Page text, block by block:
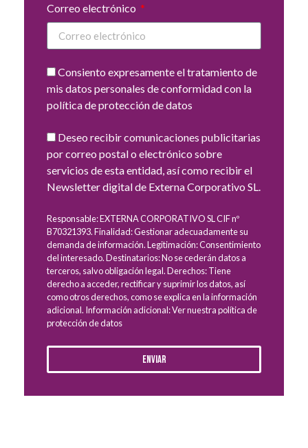
Correo electrónico
Consiento expresamente el tratamiento de
mis datos personales de conformidad con la
política de protección de datos
Deseo recibir comunicaciones publicitarias
por correo postal o electrónico sobre
servicios de esta entidad, así como recibir el
Newsletter digital de Externa Corporativo SL.
Responsable: EXTERNA CORPORATIVO SL CIF nº
B70321393. Finalidad: Gestionar adecuadamente su
demanda de información. Legitimación: Consentimiento
del interesado. Destinatarios: No se cederán datos a
terceros, salvo obligación legal. Derechos: Tiene
derecho a acceder, rectificar y suprimir los datos, así
como otros derechos, como se explica en la información
adicional. Información adicional: Ver nuestra política de
protección de datos
Enviar